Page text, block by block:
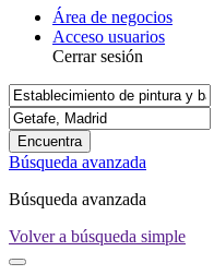
Área de negocios
Acceso usuarios
Cerrar sesión
Encuentra
Búsqueda avanzada
Búsqueda avanzada
Volver a búsqueda simple